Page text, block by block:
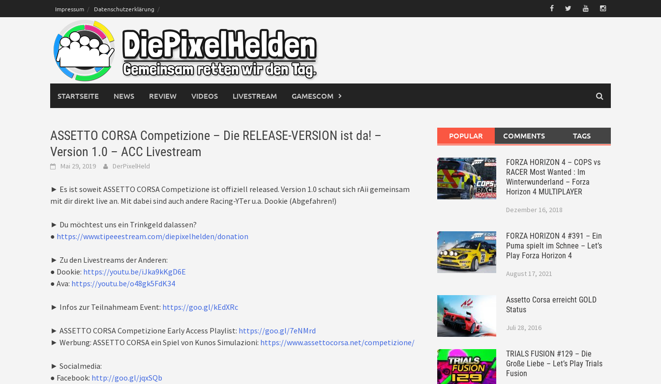
to
Impressum Datenschutzerklärung
STARTSEITE NEWS REVIEW VIDEOS LIVESTREAM GAMESCOM
ASSETTO CORSA Competizione – Die RELEASE-VERSION ist da! –
Version 1.0 – ACC Livestream
Mai 29, 2019 DerPixelHeld
► Es ist soweit ASSETTO CORSA Competizione ist offiziell released. Version 1.0 schaut sich rAii gemeinsam
mit dir direkt live an. Mit dabei sind auch andere Racing-YTer u.a. Dookie (Abgefahren!)
► Du möchtest uns ein Trinkgeld dalassen?
● https://www.tipeeestream.com/diepixelhelden/donation
► Zu den Livestreams der Anderen:
● Dookie: https://youtu.be/iJka9kKgD6E
● Ava: https://youtu.be/o48gk5FdK34
► Infos zur Teilnahmeam Event: https://goo.gl/kEdXRc
► ASSETTO CORSA Competizione Early Access Playlist: https://goo.gl/7eNMrd
► Werbung: ASSETTO CORSA ein Spiel von Kunos Simulazioni: https://www.assettocorsa.net/competizione/
► Socialmedia:
● Facebook: http://goo.gl/jqxSQb
POPULAR COMMENTS TAGS
FORZA HORIZON 4 – COPS vs
RACER Most Wanted : Im
Winterwunderland – Forza
Horizon 4 MULTIPLAYER
Dezember 16, 2018
FORZA HORIZON 4 #391 – Ein
Puma spielt im Schnee – Let’s
Play Forza Horizon 4
August 17, 2021
Assetto Corsa erreicht GOLD
Status
Juli 28, 2016
TRIALS FUSION #129 – Die
Große Liebe – Let’s Play Trials
Fusion